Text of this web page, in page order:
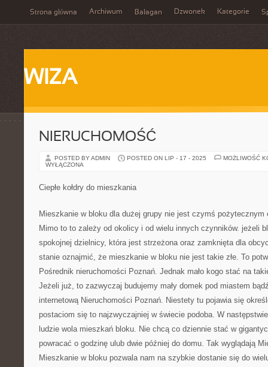
Strona główna Archiwum Bałagan Dzwonek Kategorie
WIZA
NIERUCHOMOŚĆ
POSTED BY ADMIN POSTED ON LIP - 17 - 2025
MOŻLIWOŚĆ
WYŁĄCZONA
Ciepłe kołdry do mieszkania
Mieszkanie w bloku dla dużej grupy nie jest czymś pożytecznym
Mimo to to zależy od okolicy i od wielu innych czynników. jeżeli
spokojnej dzielnicy, która jest strzeżona oraz zamknięta dla
stanie oznajmić, że mieszkanie w bloku nie jest takie złe. To
Pośrednik nieruchomości Poznań. Jednak mało kogo stać na
Jeżeli już, to zazwyczaj budujemy mały domek pod miastem
internetową Nieruchomości Poznań. Niestety tu pojawia się
postaciom się to najzwyczajniej w świecie podoba. W
ludzie wola mieszkań bloku. Nie chcą co dziennie stać w
powracać o godzinę ulub dwie później do domu. Tak wyglądają
Mieszkanie w bloku pozwala nam na szybkie dostanie się do